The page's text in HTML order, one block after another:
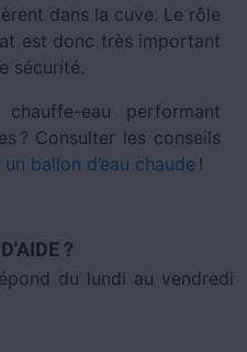
dans la cuve. Le rôle
est donc très important
sécurité.
eau performant
? Consulter les conseils
ballon d’eau chaude !
?
du lundi au vendredi